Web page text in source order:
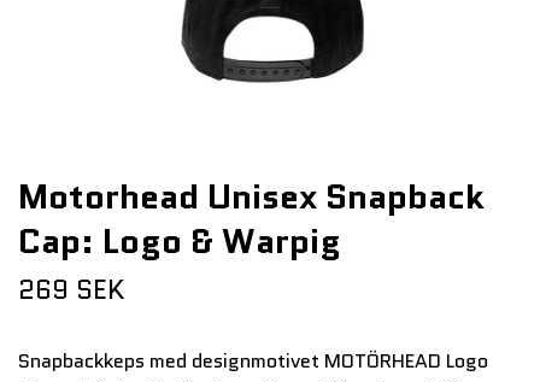
Motorhead Unisex Snapback
Cap: Logo & Warpig
269 SEK
Snapbackkeps med designmotivet MOTÖRHEAD Logo